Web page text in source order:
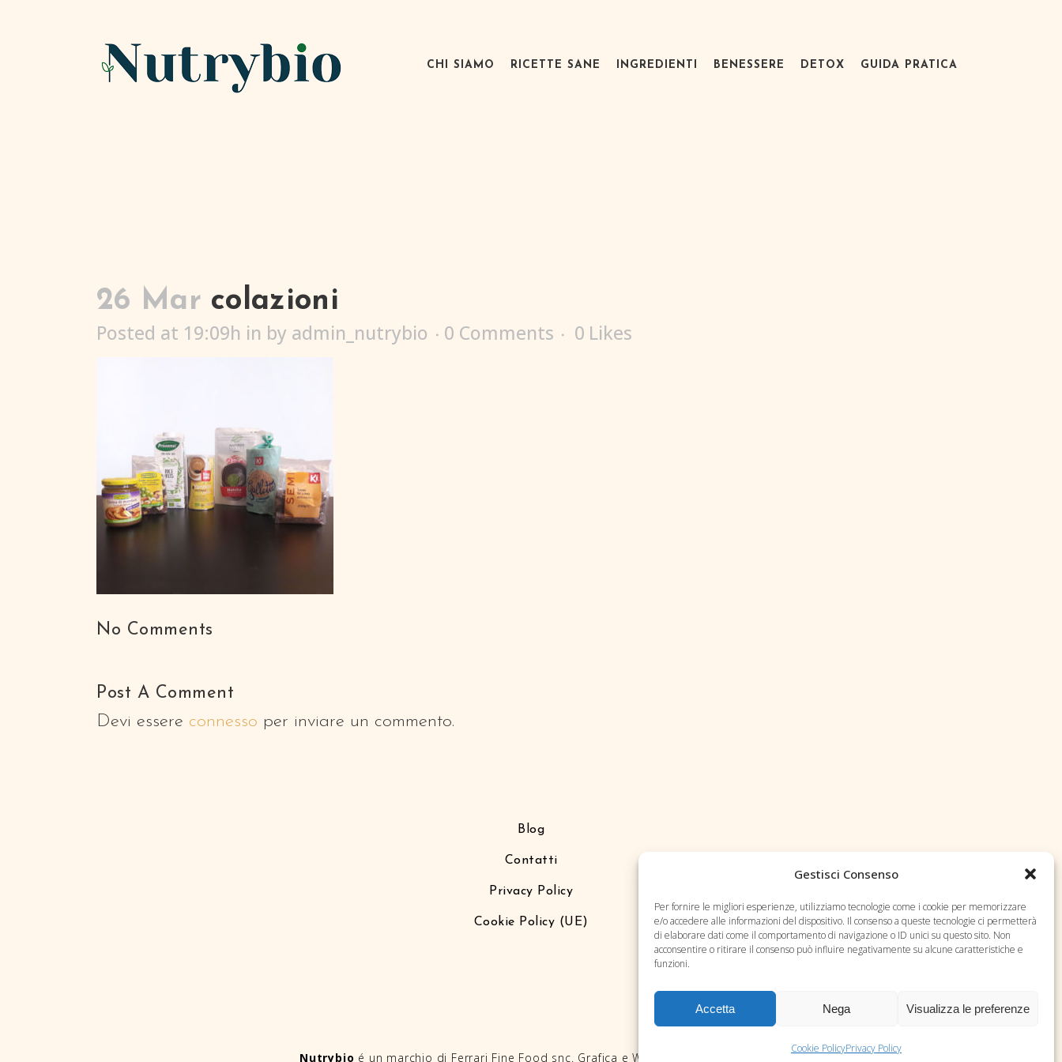
Gestisci Consenso
Per fornire le migliori esperienze, utilizziamo tecnologie come i cookie per memorizzare
e/o accedere alle informazioni del dispositivo. Il consenso a queste tecnologie ci permetterà
di elaborare dati come il comportamento di navigazione o ID unici su questo sito. Non
acconsentire o ritirare il consenso può influire negativamente su alcune caratteristiche e
funzioni.
Accetta Nega Visualizza le preferenze
Cookie PolicyPrivacy Policy
CHI SIAMO RICETTE SANE INGREDIENTI BENESSERE DETOX GUIDA PRATICA
26 Mar colazioni
Posted at 19:09h in by admin_nutrybio 0 Comments 0 Likes
No Comments
Post A Comment
Devi essere connesso per inviare un commento.
Blog
Contatti
Privacy Policy
Cookie Policy (UE)
Nutrybio é un marchio di Ferrari Fine Food snc. Grafica e Web by